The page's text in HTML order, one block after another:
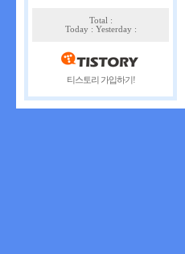
Total :
Today : Yesterday :
티스토리 가입하기!